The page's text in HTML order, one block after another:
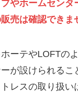
やホームセンタ
売は確認できま
ーテやLOFTの
が設けられるこ
レスの取り扱い